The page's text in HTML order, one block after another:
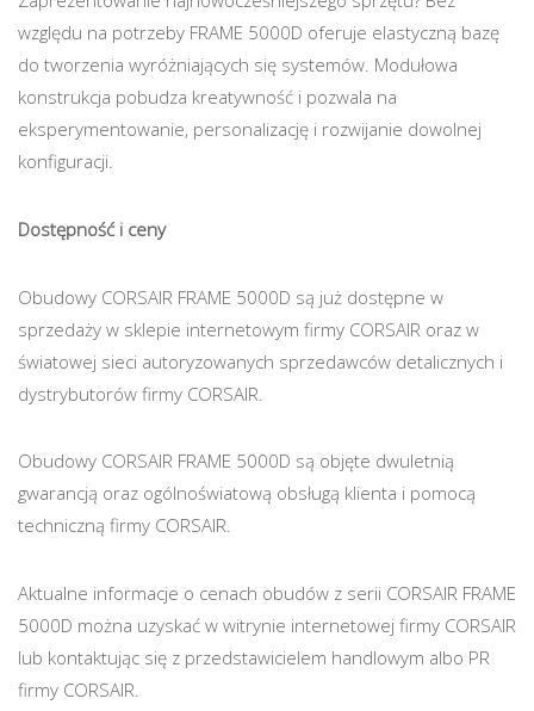
względu na potrzeby FRAME 5000D oferuje elastyczną bazę
do tworzenia wyróżniających się systemów. Modułowa
konstrukcja pobudza kreatywność i pozwala na
eksperymentowanie, personalizację i rozwijanie dowolnej
konfiguracji.
Dostępność i ceny
Obudowy CORSAIR FRAME 5000D są już dostępne w
sprzedaży w sklepie internetowym firmy CORSAIR oraz w
światowej sieci autoryzowanych sprzedawców detalicznych i
dystrybutorów firmy CORSAIR.
Obudowy CORSAIR FRAME 5000D są objęte dwuletnią
gwarancją oraz ogólnoświatową obsługą klienta i pomocą
techniczną firmy CORSAIR.
Aktualne informacje o cenach obudów z serii CORSAIR FRAME
5000D można uzyskać w witrynie internetowej firmy CORSAIR
lub kontaktując się z przedstawicielem handlowym albo PR
firmy CORSAIR.